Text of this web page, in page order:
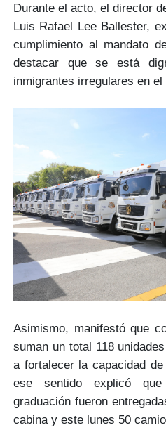
Durante el acto, el director
Luis Rafael Lee Ballester,
cumplimiento al mandato
destacar que se está
inmigrantes irregulares en
Asimismo, manifestó que
suman un total 118
a fortalecer la capacidad
ese sentido explicó
graduación fueron
cabina y este lunes 50